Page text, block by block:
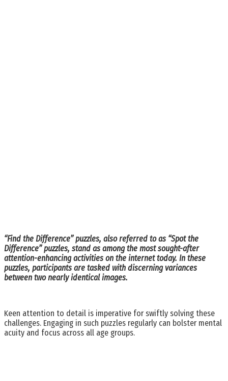
“Find the Difference” puzzles, also referred to as “Spot the
Difference” puzzles, stand as among the most sought-after
attention-enhancing activities on the internet today. In these
puzzles, participants are tasked with discerning variances
between two nearly identical images.
Keen attention to detail is imperative for swiftly solving these
challenges. Engaging in such puzzles regularly can bolster mental
acuity and focus across all age groups.